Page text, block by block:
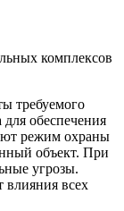
комплексов
требуемого
обеспечения
режим охраны
объект. При
угрозы.
влияния всех